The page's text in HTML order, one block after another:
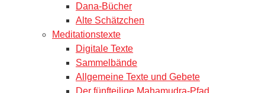
Dana-Bücher
Alte Schätzchen
Meditationstexte
Digitale Texte
Sammelbände
Allgemeine Texte und Gebete
Der fünfteilige Mahamudra-Pfad